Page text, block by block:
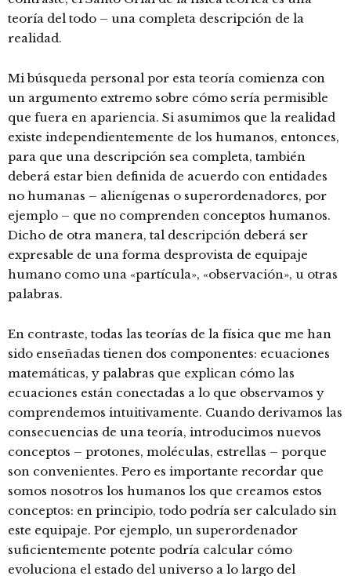
teoría del todo – una completa descripción de la
realidad.
Mi búsqueda personal por esta teoría comienza con
un argumento extremo sobre cómo sería permisible
que fuera en apariencia. Si asumimos que la realidad
existe independientemente de los humanos, entonces,
para que una descripción sea completa, también
deberá estar bien definida de acuerdo con entidades
no humanas – alienígenas o superordenadores, por
ejemplo – que no comprenden conceptos humanos.
Dicho de otra manera, tal descripción deberá ser
expresable de una forma desprovista de equipaje
humano como una «partícula», «observación», u otras
palabras.
En contraste, todas las teorías de la física que me han
sido enseñadas tienen dos componentes: ecuaciones
matemáticas, y palabras que explican cómo las
ecuaciones están conectadas a lo que observamos y
comprendemos intuitivamente. Cuando derivamos las
consecuencias de una teoría, introducimos nuevos
conceptos – protones, moléculas, estrellas – porque
son convenientes. Pero es importante recordar que
somos nosotros los humanos los que creamos estos
conceptos: en principio, todo podría ser calculado sin
este equipaje. Por ejemplo, un superordenador
suficientemente potente podría calcular cómo
evoluciona el estado del universo a lo largo del